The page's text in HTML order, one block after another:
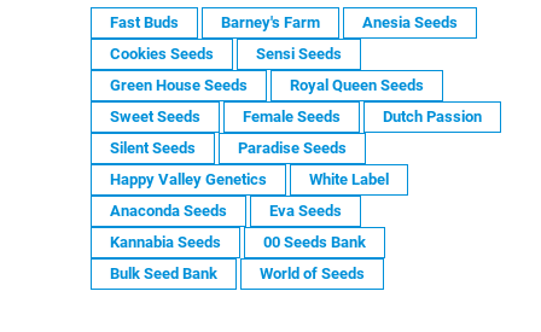
Fast Buds Barney's Farm
Anesia Seeds
Cookies Seeds
Sensi Seeds
Green House Seeds
Royal Queen Seeds
Sweet Seeds
Female Seeds
Dutch Passion
Silent Seeds
Paradise Seeds
Happy Valley Genetics
White Label
Anaconda Seeds
Eva Seeds
Kannabia Seeds
00 Seeds Bank
Bulk Seed Bank
World of Seeds